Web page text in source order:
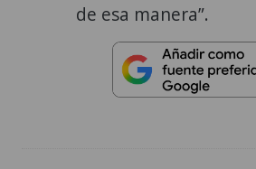
de esa manera”.